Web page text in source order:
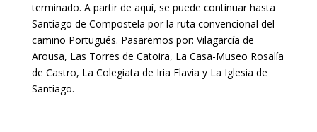
terminado. A partir de aquí, se puede continuar hasta
Santiago de Compostela por la ruta convencional del
camino Portugués. Pasaremos por: Vilagarcía de
Arousa, Las Torres de Catoira, La Casa-Museo Rosalía
de Castro, La Colegiata de Iria Flavia y La Iglesia de
Santiago.